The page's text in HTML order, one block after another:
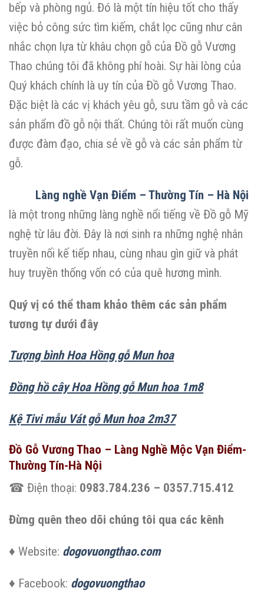
bếp và phòng ngủ. Đó là một tín hiệu tốt cho thấy
việc bỏ công sức tìm kiếm, chắt lọc cũng như cân
nhắc chọn lựa từ khâu chọn gỗ của Đồ gỗ Vương
Thao chúng tôi đã không phí hoài. Sự hài lòng của
Quý khách chính là uy tín của Đồ gỗ Vương Thao.
Đặc biệt là các vị khách yêu gỗ, sưu tầm gỗ và các
sản phẩm đồ gỗ nội thất. Chúng tôi rất muốn cùng
được đàm đạo, chia sẻ về gỗ và các sản phẩm từ
gỗ.
Làng nghề Vạn Điểm – Thường Tín – Hà Nội
là một trong những làng nghề nổi tiếng về Đồ gỗ Mỹ
nghệ từ lâu đời. Đây là nơi sinh ra những nghệ nhân
truyền nối kế tiếp nhau, cùng nhau gìn giữ và phát
huy truyền thống vốn có của quê hương mình.
Quý vị có thể tham khảo thêm các sản phẩm
tương tự dưới đây
Tượng bình Hoa Hồng gỗ Mun hoa
Đồng hồ cây Hoa Hồng gỗ Mun hoa 1m8
Kệ Tivi mẫu Vát gỗ Mun hoa 2m37
Đồ Gỗ Vương Thao – Làng Nghề Mộc Vạn Điểm-
Thường Tín-Hà Nội
☎ Điện thoại: 0983.784.236 – 0357.715.412
Đừng quên theo dõi chúng tôi qua các kênh
♦ Website: dogovuongthao.com
♦ Facebook: dogovuongthao